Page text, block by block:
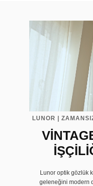
LUNOR |
Lunor optik gözlük
geleneğini modern